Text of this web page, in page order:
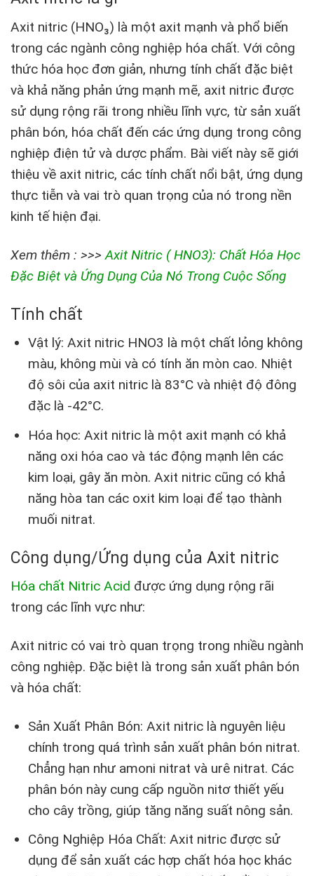
Axit nitric (HNO₃) là một axit mạnh và phổ biến
trong các ngành công nghiệp hóa chất. Với công
thức hóa học đơn giản, nhưng tính chất đặc biệt
và khả năng phản ứng mạnh mẽ, axit nitric được
sử dụng rộng rãi trong nhiều lĩnh vực, từ sản xuất
phân bón, hóa chất đến các ứng dụng trong công
nghiệp điện tử và dược phẩm. Bài viết này sẽ giới
thiệu về axit nitric, các tính chất nổi bật, ứng dụng
thực tiễn và vai trò quan trọng của nó trong nền
kinh tế hiện đại.
Xem thêm : >>>Axit Nitric ( HNO3): Chất Hóa Học
Đặc Biệt và Ứng Dụng Của Nó Trong Cuộc Sống
Tính chất
Vật lý: Axit nitric HNO3 là một chất lỏng không
màu, không mùi và có tính ăn mòn cao. Nhiệt
độ sôi của axit nitric là 83°C và nhiệt độ đông
đặc là -42°C.
Hóa học: Axit nitric là một axit mạnh có khả
năng oxi hóa cao và tác động mạnh lên các
kim loại, gây ăn mòn. Axit nitric cũng có khả
năng hòa tan các oxit kim loại để tạo thành
muối nitrat.
Công dụng/Ứng dụng của Axit nitric
Hóa chất Nitric Acid được ứng dụng rộng rãi
trong các lĩnh vực như:
Axit nitric có vai trò quan trọng trong nhiều ngành
công nghiệp. Đặc biệt là trong sản xuất phân bón
và hóa chất:
Sản Xuất Phân Bón: Axit nitric là nguyên liệu
chính trong quá trình sản xuất phân bón nitrat.
Chẳng hạn như amoni nitrat và urê nitrat. Các
phân bón này cung cấp nguồn nitơ thiết yếu
cho cây trồng, giúp tăng năng suất nông sản.
Công Nghiệp Hóa Chất: Axit nitric được sử
dụng để sản xuất các hợp chất hóa học khác